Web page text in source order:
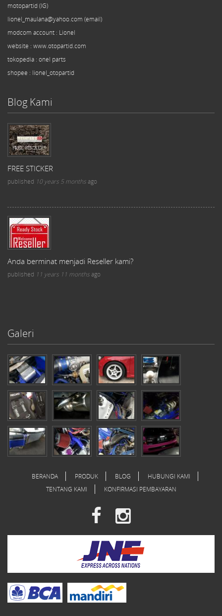
motopartid (IG)
lionel_maulana@yahoo.com (email)
modcom account : Lionel
website : www.otopartid.com
tokopedia : onel parts
shopee : lionel_otopartid
Blog Kami
FREE STICKER
published 10 years 5 monthsago
Anda berminat menjadi Reseller kami?
published 11 years 11 monthsago
Galeri
BERANDA PRODUK BLOG
HUBUNGI KAMI
TENTANG KAMI
KONFIRMASI PEMBAYARAN